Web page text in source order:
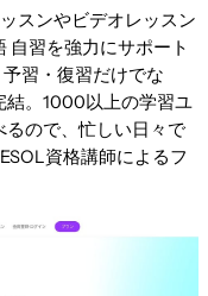
スンやビデオレッスン
自習を強力にサポート
習・復習だけでな
結。1000以上の学習ユ
るので、忙しい日々で
資格講師によるフ